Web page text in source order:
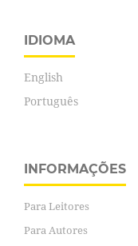
IDIOMA
English
Português
INFORMAÇÕES
Para Leitores
Para Autores